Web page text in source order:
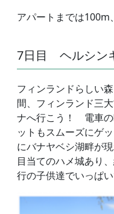
アパートまでは100m
7日目 ヘルシン
フィンランドらしい
間、フィンランド三
ナへ行こう！ 電車の
ットもスムーズにゲ
にバナヤベシ湖畔が
目当てのハメ城あり
行の子供達でいっぱい